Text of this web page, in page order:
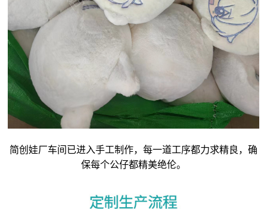
简创娃厂车间已进入手工制作，每一道工序都力求精良，确
保每个公仔都精美绝伦。